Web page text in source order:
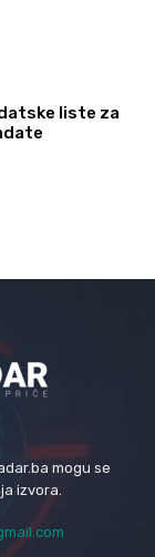
liste za
mogu se
izvora.